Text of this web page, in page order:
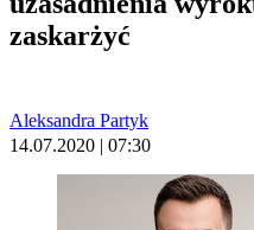
zaskarżyć
Aleksandra Partyk
14.07.2020 | 07:30